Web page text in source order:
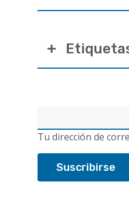
electrónico
Tu dirección de